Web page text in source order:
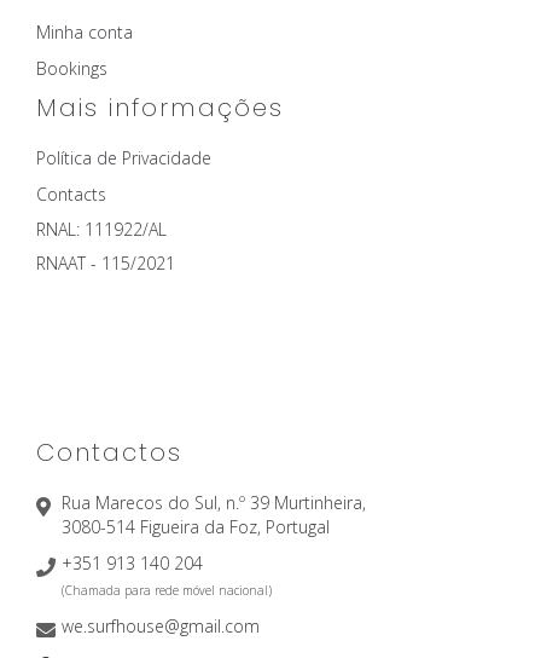
Minha conta
Bookings
Mais informações
Política de Privacidade
Contacts
RNAL: 111922/AL
RNAAT - 115/2021
Contactos
Rua Marecos do Sul, n.º 39 Murtinheira,
3080-514 Figueira da Foz, Portugal
+351 913 140 204
we.surfhouse@gmail.com